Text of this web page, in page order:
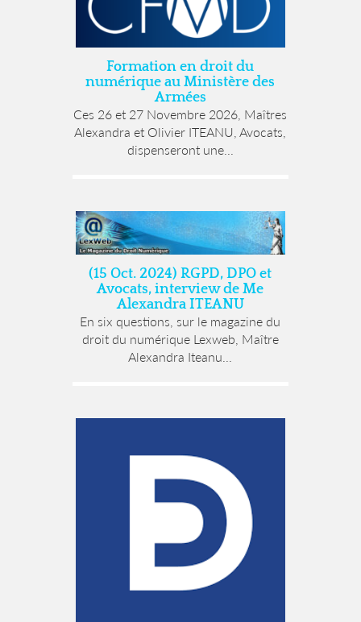
Formation en droit du
numérique au Ministère des
Armées
Ces 26 et 27 Novembre 2026, Maîtres
Alexandra et Olivier ITEANU, Avocats,
dispenseront une...
(15 Oct. 2024) RGPD, DPO et
Avocats, interview de Me
Alexandra ITEANU
En six questions, sur le magazine du
droit du numérique Lexweb, Maître
Alexandra Iteanu...